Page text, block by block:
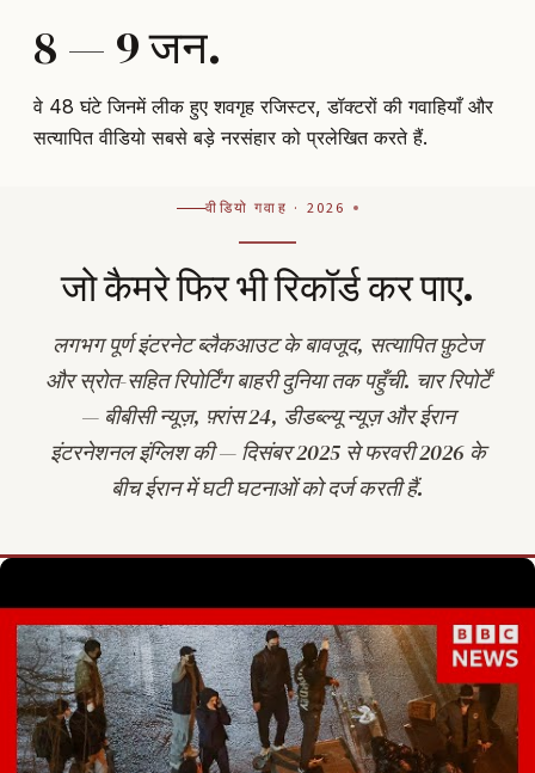
8 — 9 जन.
वे 48 घंटे जिनमें लीक हुए शवगृह रजिस्टर, डॉक्टरों की गवाहियाँ और
सत्यापित वीडियो सबसे बड़े नरसंहार को प्रलेखित करते हैं.
वीडियो गवाह · 2026
जो कैमरे फिर भी रिकॉर्ड कर पाए.
लगभग पूर्ण इंटरनेट ब्लैकआउट के बावजूद, सत्यापित फ़ुटेज
और स्रोत-सहित रिपोर्टिंग बाहरी दुनिया तक पहुँची. चार रिपोर्टें
— बीबीसी न्यूज़, फ़्रांस 24, डीडब्ल्यू न्यूज़ और ईरान
इंटरनेशनल इंग्लिश की — दिसंबर 2025 से फरवरी 2026 के
बीच ईरान में घटी घटनाओं को दर्ज करती हैं.